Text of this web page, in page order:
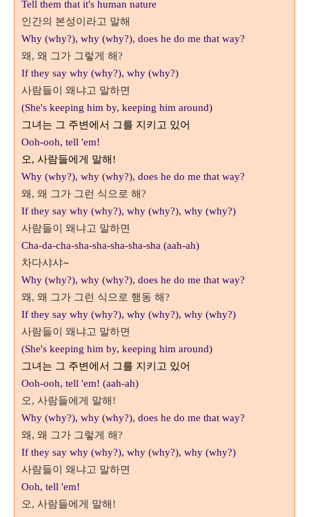
Tell them that it's human nature
인간의 본성이라고 말해
Why (why?), why (why?), does he do me that way?
왜, 왜 그가 그렇게 해?
If they say why (why?), why (why?)
사람들이 왜냐고 말하면
(She's keeping him by, keeping him around)
그녀는 그 주변에서 그를 지키고 있어
Ooh-ooh, tell 'em!
오, 사람들에게 말해!
Why (why?), why (why?), does he do me that way?
왜, 왜 그가 그런 식으로 해?
If they say why (why?), why (why?), why (why?)
사람들이 왜냐고 말하면
Cha-da-cha-sha-sha-sha-sha-sha (aah-ah)
차다샤샤~
Why (why?), why (why?), does he do me that way?
왜, 왜 그가 그런 식으로 행동 해?
If they say why (why?), why (why?), why (why?)
사람들이 왜냐고 말하면
(She's keeping him by, keeping him around)
그녀는 그 주변에서 그를 지키고 있어
Ooh-ooh, tell 'em! (aah-ah)
오, 사람들에게 말해!
Why (why?), why (why?), does he do me that way?
왜, 왜 그가 그렇게 해?
If they say why (why?), why (why?), why (why?)
사람들이 왜냐고 말하면
Ooh, tell 'em!
오, 사람들에게 말해!